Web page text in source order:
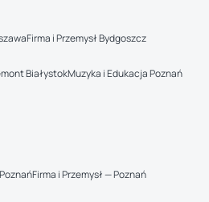
Firma i Przemysł Bydgoszcz
BiałystokMuzyka i Edukacja Poznań
Firma i Przemysł — Poznań